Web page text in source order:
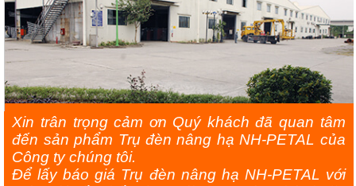
Xin trân trọng cảm ơn Quý khách đã quan tâm
đến sản phẩm Trụ đèn nâng hạ NH-PETAL của
Công ty chúng tôi.
Để lấy báo giá Trụ đèn nâng hạ NH-PETAL với